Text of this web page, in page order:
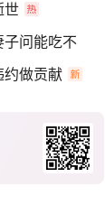
世
问能吃不
约做贡献